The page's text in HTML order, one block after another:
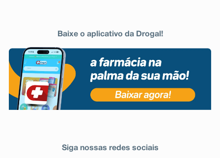
Baixe o aplicativo da Drogal!
Siga nossas redes sociais